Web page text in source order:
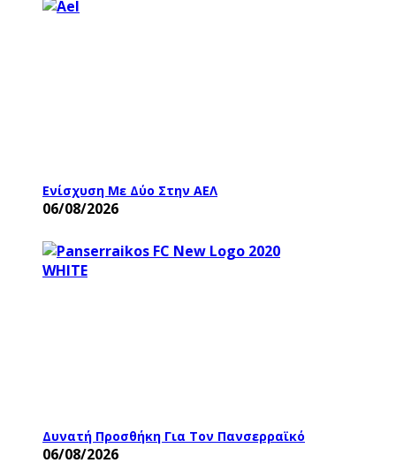
Ενίσχυση Με Δύο Στην ΑΕΛ
06/08/2026
Δυνατή Προσθήκη Για Τον Πανσερραϊκό
06/08/2026